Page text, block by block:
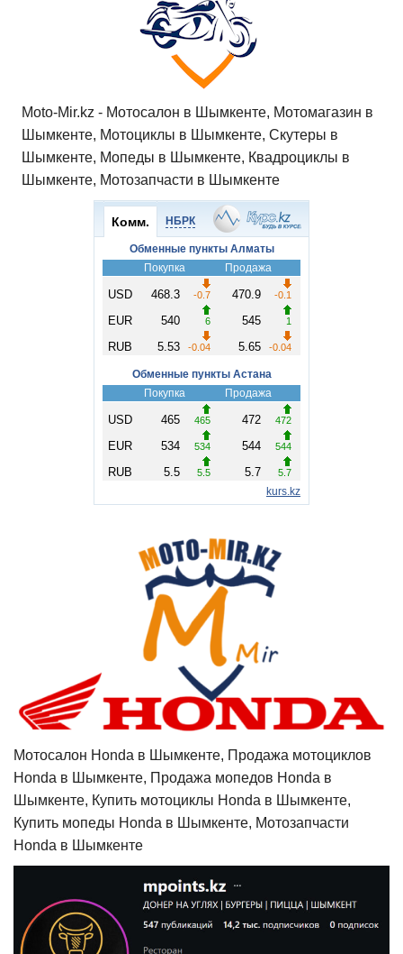
Moto-Mir.kz - Мотосалон в Шымкенте, Мотомагазин в
Шымкенте, Мотоциклы в Шымкенте, Скутеры в
Шымкенте, Мопеды в Шымкенте, Квадроциклы в
Шымкенте, Мотозапчасти в Шымкенте
Мотосалон Honda в Шымкенте, Продажа мотоциклов
Honda в Шымкенте, Продажа мопедов Honda в
Шымкенте, Купить мотоциклы Honda в Шымкенте,
Купить мопеды Honda в Шымкенте, Мотозапчасти
Honda в Шымкенте